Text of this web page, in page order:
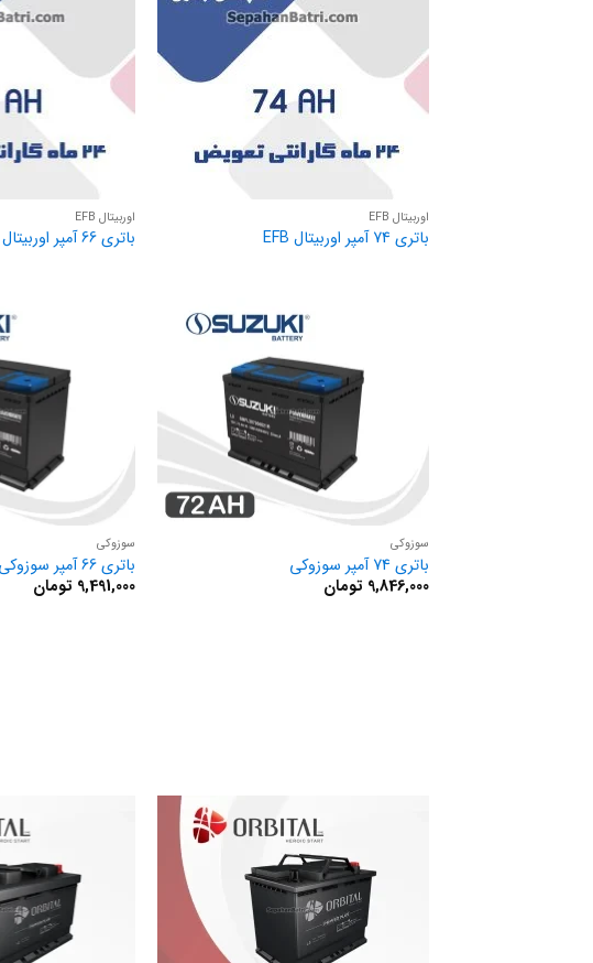
اوربیتال EFB
باتری 74 آمپر اوربیتال EFB
اوربیتال EFB
باتری 66 آمپر اوربیتال EFB
سوزوکی
باتری 74 آمپر سوزوکی
9,846,000 تومان
سوزوکی
باتری 66 آمپر سوزوکی
9,491,000 تومان